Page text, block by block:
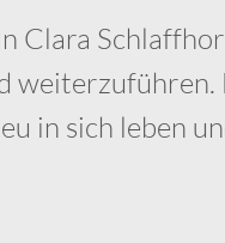
Clara
weiterzuführen.
in sich leben